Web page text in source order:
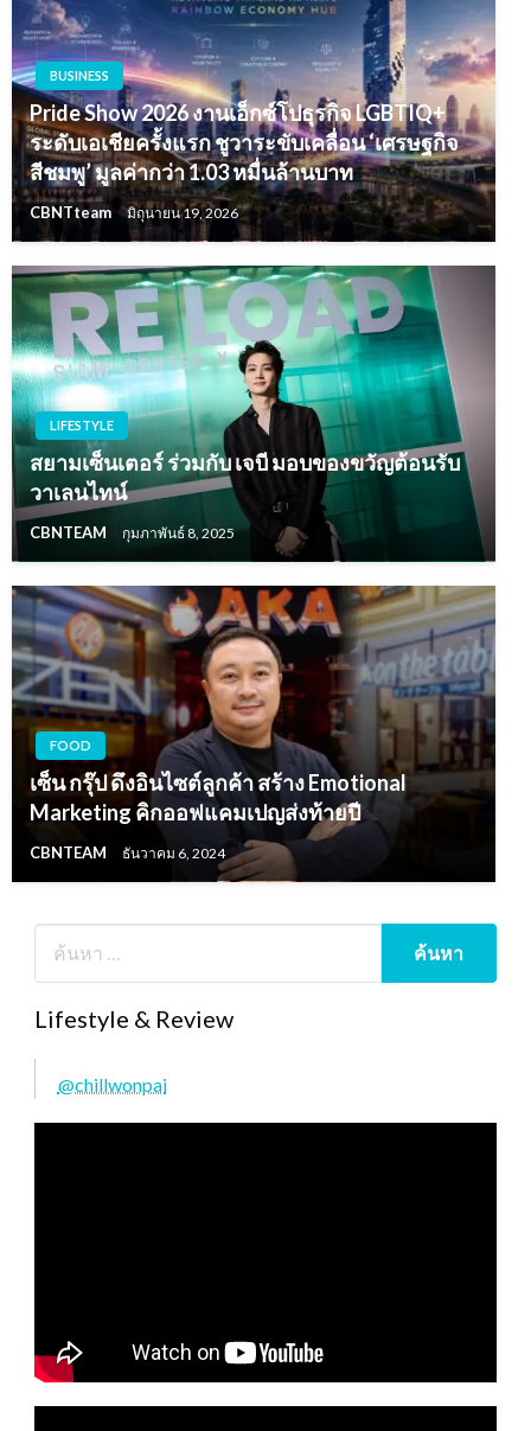
BUSINESS
Pride Show 2026 งานเอ็กซ์โปธุรกิจ LGBTIQ+
ระดับเอเชียครั้งแรก ชูวาระขับเคลื่อน ‘เศรษฐกิจ
สีชมพู’ มูลค่ากว่า 1.03 หมื่นล้านบาท
CBNTteam มิถุนายน 19, 2026
LIFESTYLE
สยามเซ็นเตอร์ ร่วมกับ เจบี มอบของขวัญต้อนรับ
วาเลนไทน์
CBNTEAM กุมภาพันธ์ 8, 2025
FOOD
เซ็น กรุ๊ป ดึงอินไซต์ลูกค้า สร้าง Emotional
Marketing คิกออฟแคมเปญส่งท้ายปี
CBNTEAM ธันวาคม 6, 2024
Lifestyle & Review
@chillwonpai